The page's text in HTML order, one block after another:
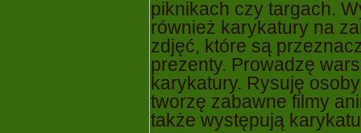
piknikach czy targach.
również karykatury na
zdjęć, które są
prezenty. Prowadzę
karykatury. Rysuję
tworzę zabawne filmy
także występują